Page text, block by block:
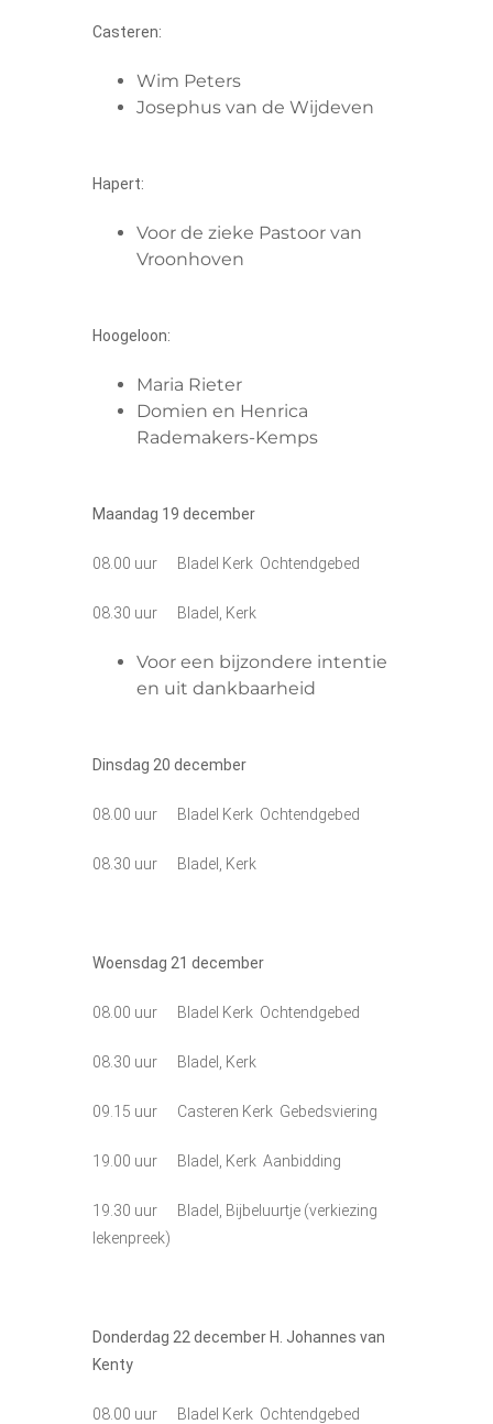
Casteren:
Wim Peters
Josephus van de Wijdeven
Hapert:
Voor de zieke Pastoor van
Vroonhoven
Hoogeloon:
Maria Rieter
Domien en Henrica
Rademakers-Kemps
Maandag 19 december
08.00 uur Bladel Kerk Ochtendgebed
08.30 uur Bladel, Kerk
Voor een bijzondere intentie
en uit dankbaarheid
Dinsdag 20 december
08.00 uur Bladel Kerk Ochtendgebed
08.30 uur Bladel, Kerk
Woensdag 21 december
08.00 uur Bladel Kerk Ochtendgebed
08.30 uur Bladel, Kerk
09.15 uur Casteren Kerk Gebedsviering
19.00 uur Bladel, Kerk Aanbidding
19.30 uur Bladel, Bijbeluurtje (verkiezing
lekenpreek)
Donderdag 22 december H. Johannes van
Kenty
08.00 uur Bladel Kerk Ochtendgebed